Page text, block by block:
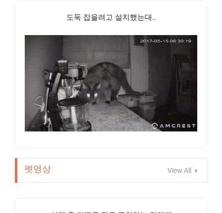
도둑 잡을려고 설치했는대..
펫영상 View All